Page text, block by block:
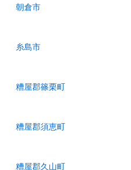
朝倉市
糸島市
糟屋郡篠栗町
糟屋郡須恵町
糟屋郡久山町